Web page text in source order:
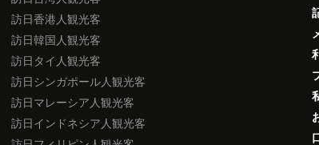
訪日香港人観光客
訪日韓国人観光客
訪日タイ人観光客
訪日シンガポール人観光客
訪日マレーシア人観光客
訪日インドネシア人観光客